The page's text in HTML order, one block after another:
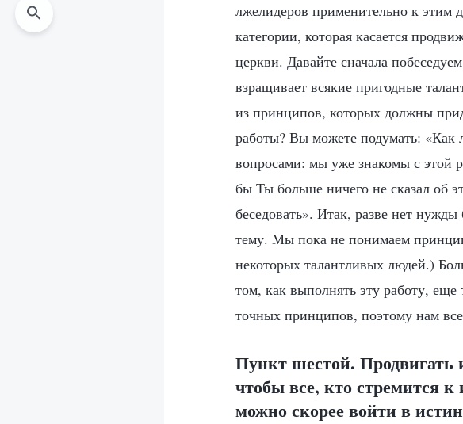
лжелидеров применительно к этим
категории, которая касается
церкви. Давайте сначала
взращивает всякие пригодные
из принципов, которых должны
работы? Вы можете подумать: «Как
вопросами: мы уже знакомы с этой
бы Ты больше ничего не сказал об
беседовать». Итак, разве нет
тему. Мы пока не понимаем
некоторых талантливых людей.)
том, как выполнять эту работу,
точных принципов, поэтому нам
Пункт шестой. Продвигать
чтобы все, кто стремится
можно скорее войти в